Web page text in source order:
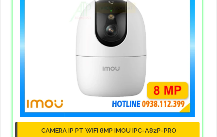
CAMERA IP PT WIFI 8MP IMOU IPC-A82P-PRO